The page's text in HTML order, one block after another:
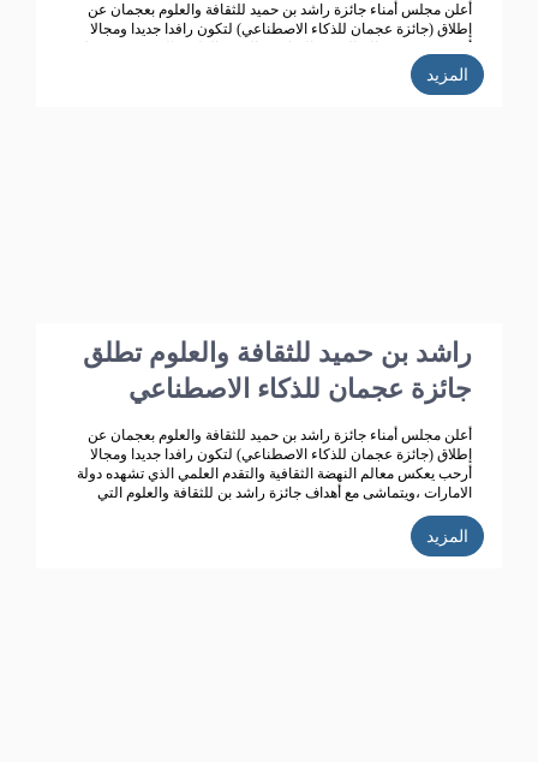
أعلن مجلس أمناء جائزة راشد بن حميد للثقافة والعلوم بعجمان عن
إطلاق (جائزة عجمان للذكاء الاصطناعي) لتكون رافدا جديدا ومجالا
الامارات ،ويتماشى مع أهداف جائزة راشد بن للثقافة والعلوم التي
تعمل على تحقيق تنمية ثقافية متميزة، ودعم حركة البحث العلمي
المزيد
راشد بن حميد للثقافة والعلوم تطلق
جائزة عجمان للذكاء الاصطناعي
أعلن مجلس أمناء جائزة راشد بن حميد للثقافة والعلوم بعجمان عن
إطلاق (جائزة عجمان للذكاء الاصطناعي) لتكون رافدا جديدا ومجالا
أرحب يعكس معالم النهضة الثقافية والتقدم العلمي الذي تشهده دولة
الامارات ،ويتماشى مع أهداف جائزة راشد بن للثقافة والعلوم التي
تعمل على تحقيق تنمية ثقافية متميزة، ودعم حركة البحث العلمي
واثراء الحياة الثقافية المتطورة في دولة الامارات، الى جانب تكريم
الباحثين ودعم انتاجهم العلمي كي يساهم في احداث نقلة حضارية
المزيد